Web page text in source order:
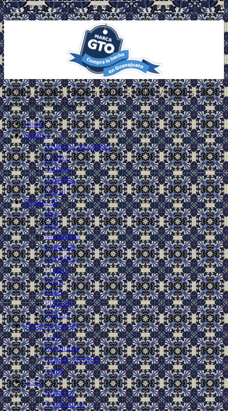
.
© 2024 Azulejos Talavera Cortés S.A. de C.V. - Todos los
derechos reservados.
Inicio
Azulejo
Azulejo Decorado
Frutas
Bichos
Cenefas
Floral
Realzado
RVL
RDC
Metálicos
Especial
Cenefas
Frutas
NVRL
DUO
Plaquet
Bichos
Terminaciones
Trim
Molduras
Azulejo Relieve
Tejas
Lisos
Brillante
Tradicional